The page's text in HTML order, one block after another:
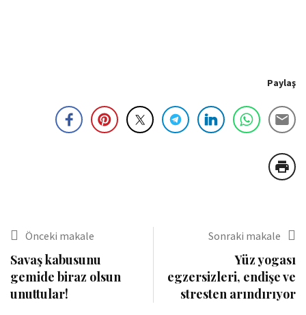
Paylaş
Önceki makale
Savaş kabusunu
gemide biraz olsun
unuttular!
Sonraki makale
Yüz yogası
egzersizleri, endişe ve
stresten arındırıyor